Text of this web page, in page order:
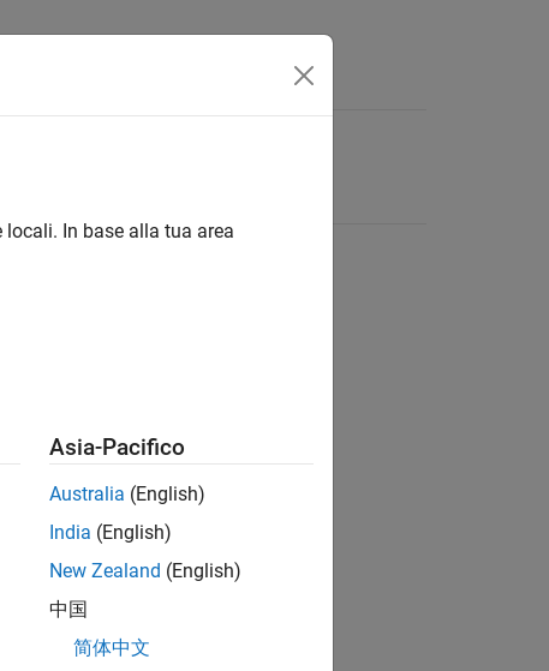
In base alla tua area
Asia-Pacifico
Australia (English)
India (English)
New Zealand (English)
中国
简体中文